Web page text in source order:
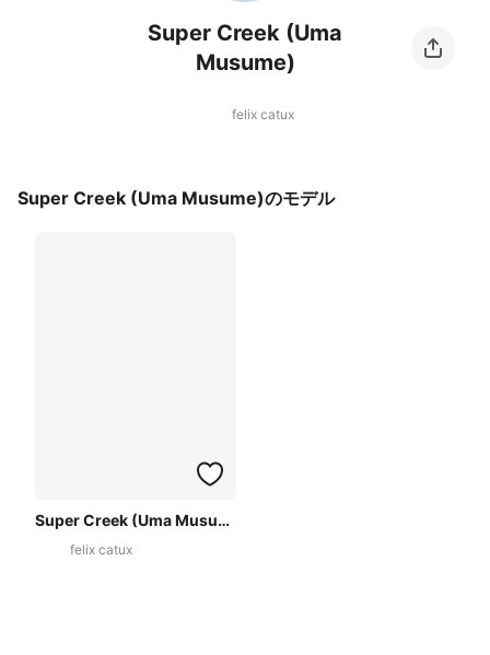
Super Creek (Uma
Musume)
felix catux
Super Creek (Uma Musume)のモデル
Super Creek (Uma Musume)
felix catux